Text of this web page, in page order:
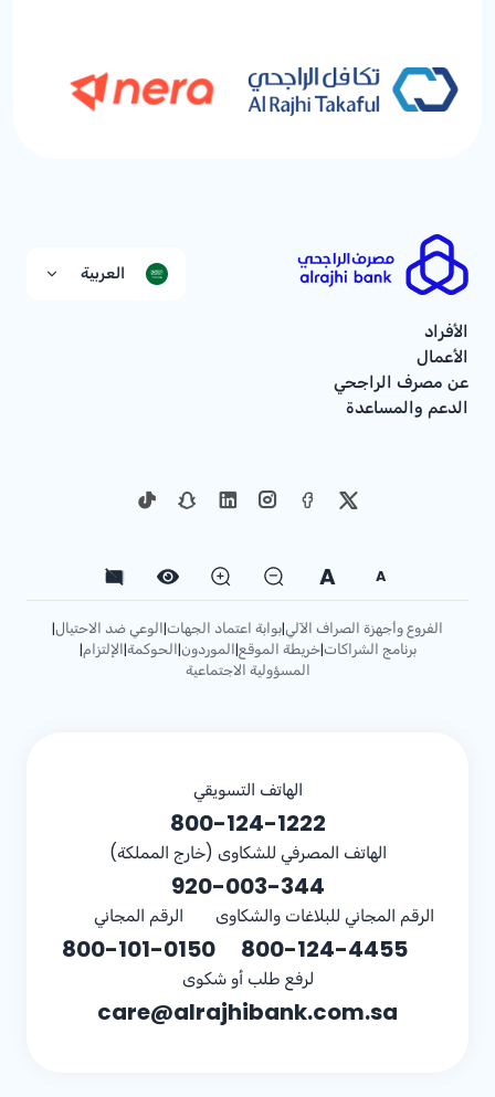
العربية
الأفراد
الأعمال
عن مصرف الراجحي
الدعم والمساعدة
A
A
الفروع وأجهزة الصراف الآلي|بوابة اعتماد الجهات|الوعي ضد الاحتيال|
برنامج الشراكات|خريطة الموقع|الموردون|الحوكمة|الإلتزام|
المسؤولية الاجتماعية
الهاتف التسويقي
800-124-1222
الهاتف المصرفي للشكاوى (خارج المملكة)
920-003-344
الرقم المجاني للبلاغات والشكاوى
800-124-4455
الرقم المجاني
800-101-0150
لرفع طلب أو شكوى
care@alrajhibank.com.sa